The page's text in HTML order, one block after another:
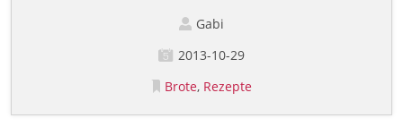
Gabi
2013-10-29
Brote Rezepte